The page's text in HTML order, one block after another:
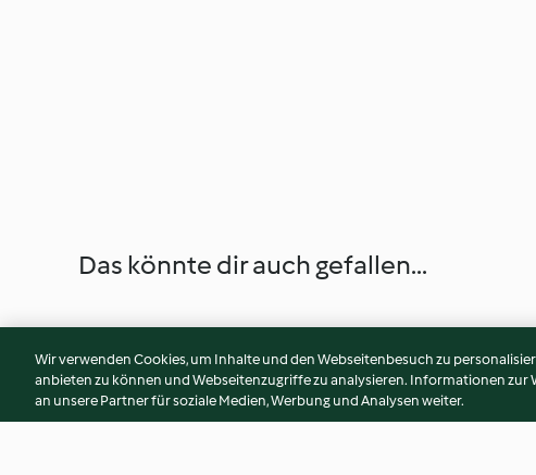
Das könnte dir auch gefallen...
Wir verwenden Cookies, um Inhalte und den Webseitenbesuch zu
anbieten zu können und Webseitenzugriffe zu analysieren. Informationen zur
an unsere Partner für soziale Medien, Werbung und Analysen weiter.